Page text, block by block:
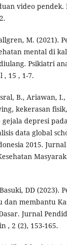
video pendek.
M. (2021).
mental di
Psikiatri
, 15 , 1-7.
B., Ariawan,
kekerasan
depresi
data global
2015.
DD (2023).
dan membantu
Jurnal
, 2 (2), 153-165.